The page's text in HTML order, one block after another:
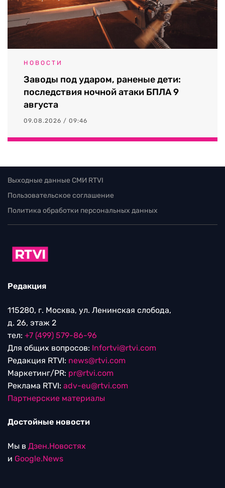
НОВОСТИ
Заводы под ударом, раненые дети:
последствия ночной атаки БПЛА 9
августа
09.08.2026 / 09:46
Выходные данные СМИ RTVI
Пользовательское соглашение
Политика обработки персональных данных
Редакция
115280, г. Москва, ул. Ленинская слобода,
д. 26, этаж 2
тел: +7 (499) 579-86-96
Для общих вопросов: Infortvi@rtvi.com
Редакция RTVI: news@rtvi.com
Маркетинг/PR: pr@rtvi.com
Реклама RTVI: adv-eu@rtvi.com
Партнерские материалы
Достойные новости
Мы в Дзен.Новостях
и Google.News